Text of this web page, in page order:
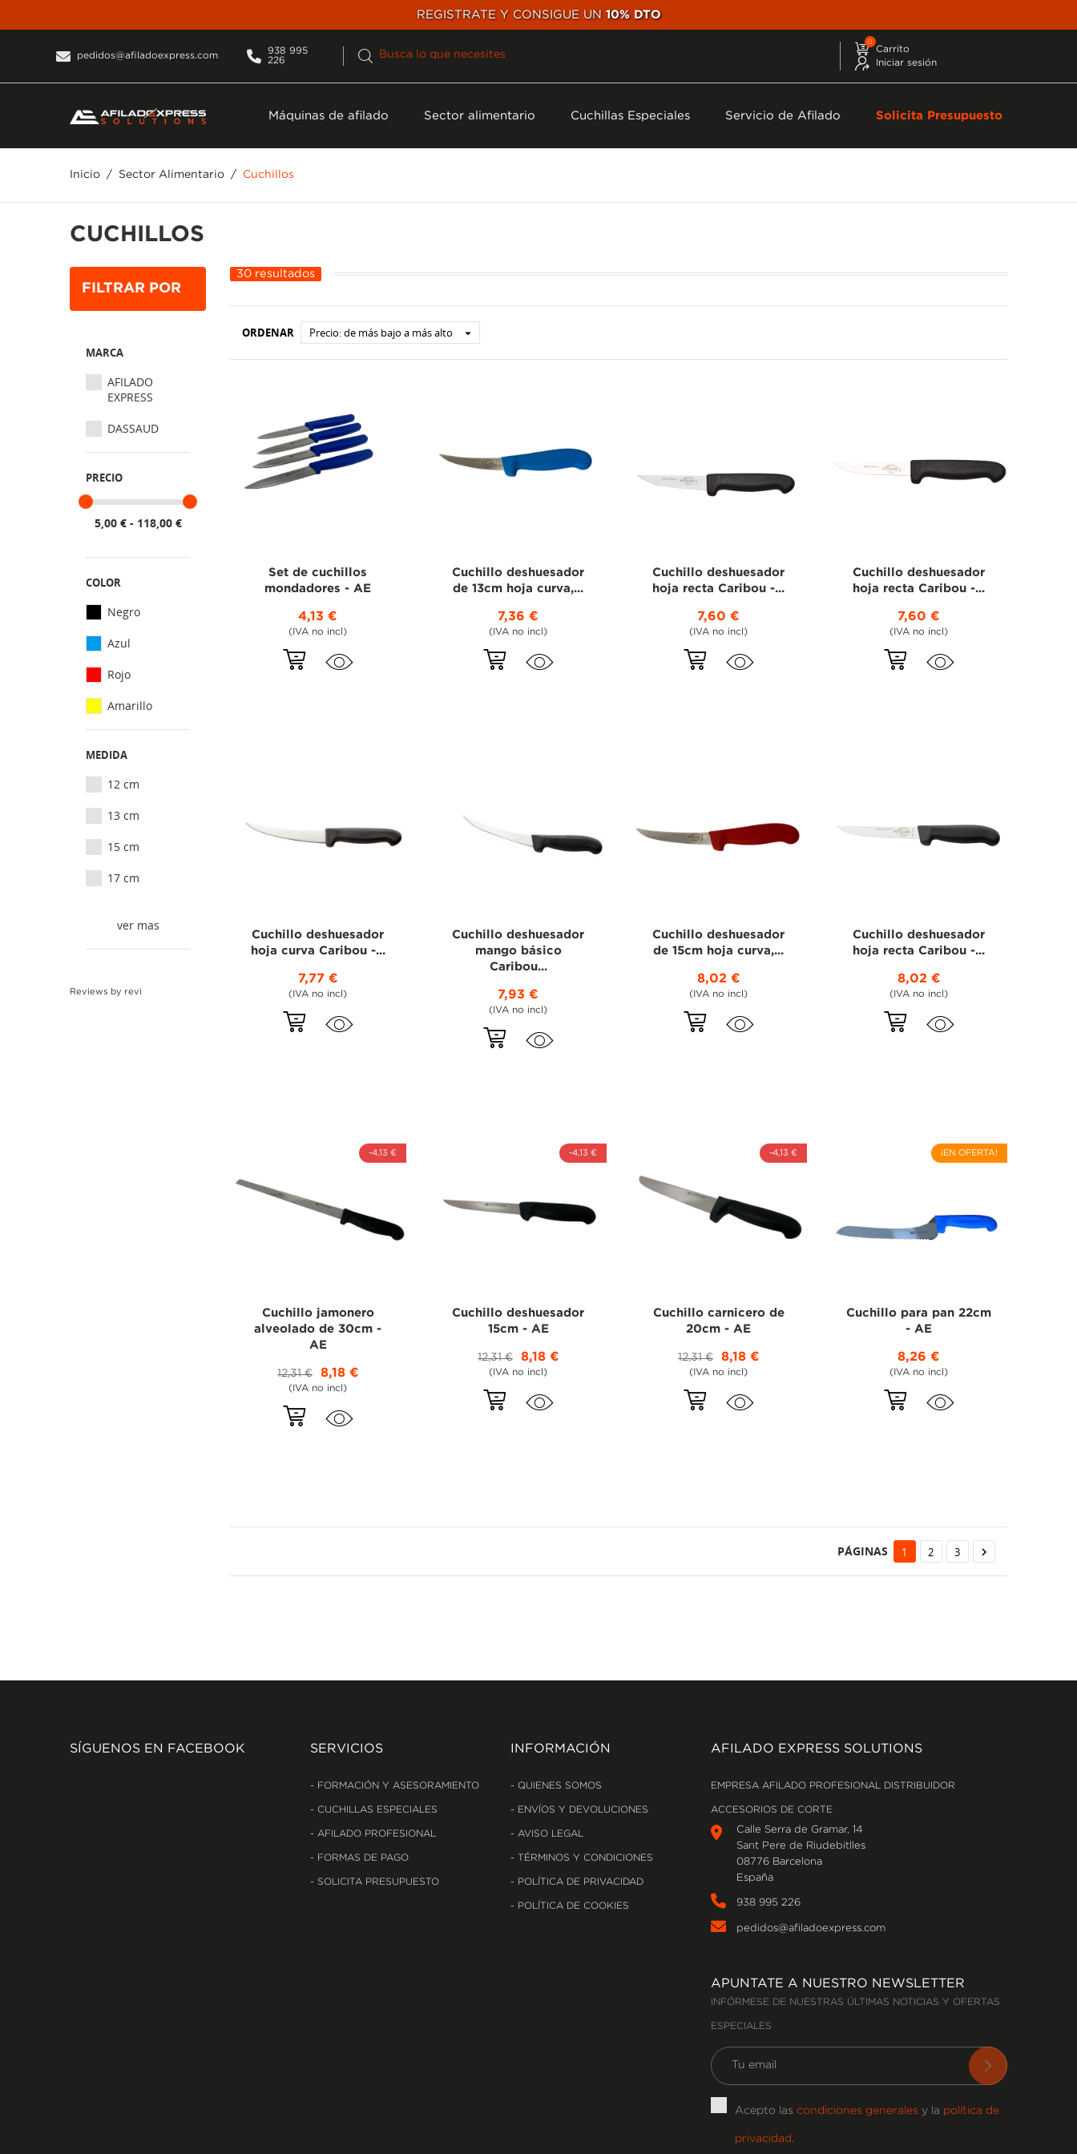
REGISTRATE Y CONSIGUE UN 10% DTO
pedidos@afiladoexpress.com
938 995
226
0
Carrito
Iniciar sesión
Máquinas de afilado Sector alimentario Cuchillas Especiales Servicio de Afilado Solicita Presupuesto
Inicio Sector Alimentario Cuchillos
CUCHILLOS
FILTRAR POR
MARCA
AFILADO
EXPRESS
DASSAUD
PRECIO
5,00 € - 118,00 €
COLOR
Negro
Azul
Rojo
Amarillo
MEDIDA
12 cm
13 cm
15 cm
17 cm
ver mas
Reviews by revi
30 resultados
ORDENAR Precio: de más bajo a más alto 
Set de cuchillos
mondadores - AE
4,13 €
(IVA no incl)
Cuchillo deshuesador
de 13cm hoja curva,...
7,36 €
(IVA no incl)
Cuchillo deshuesador
hoja recta Caribou -...
7,60 €
(IVA no incl)
Cuchillo deshuesador
hoja recta Caribou -...
7,60 €
(IVA no incl)
Cuchillo deshuesador
hoja curva Caribou -...
7,77 €
(IVA no incl)
Cuchillo deshuesador
mango básico
Caribou...
7,93 €
(IVA no incl)
Cuchillo deshuesador
de 15cm hoja curva,...
8,02 €
(IVA no incl)
Cuchillo deshuesador
hoja recta Caribou -...
8,02 €
(IVA no incl)
-4,13 €
Cuchillo jamonero
alveolado de 30cm -
AE
12,31 € 8,18 €
(IVA no incl)
-4,13 €
Cuchillo deshuesador
15cm - AE
12,31 € 8,18 €
(IVA no incl)
-4,13 €
Cuchillo carnicero de
20cm - AE
12,31 € 8,18 €
(IVA no incl)
¡EN OFERTA!
Cuchillo para pan 22cm
- AE
8,26 €
(IVA no incl)
PÁGINAS 1 2 3 
SÍGUENOS EN FACEBOOK SERVICIOS
FORMACIÓN Y ASESORAMIENTO
CUCHILLAS ESPECIALES
AFILADO PROFESIONAL
FORMAS DE PAGO
SOLICITA PRESUPUESTO
INFORMACIÓN
QUIENES SOMOS
ENVÍOS Y DEVOLUCIONES
AVISO LEGAL
TÉRMINOS Y CONDICIONES
POLÍTICA DE PRIVACIDAD
POLÍTICA DE COOKIES
AFILADO EXPRESS SOLUTIONS
EMPRESA AFILADO PROFESIONAL DISTRIBUIDOR
ACCESORIOS DE CORTE
Calle Serra de Gramar, 14
Sant Pere de Riudebitlles
08776 Barcelona
España
938 995 226
pedidos@afiladoexpress.com
APUNTATE A NUESTRO NEWSLETTER
INFÓRMESE DE NUESTRAS ÚLTIMAS NOTICIAS Y OFERTAS
ESPECIALES
Acepto las condiciones generales y la política de
privacidad